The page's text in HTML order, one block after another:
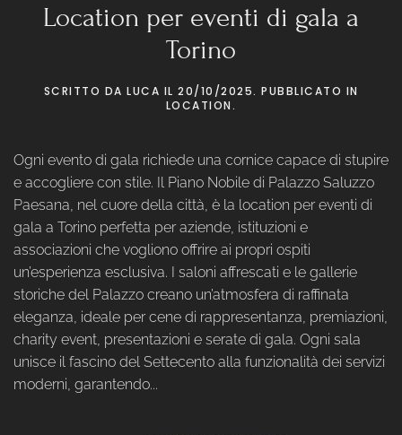
Location per eventi di gala a
Torino
SCRITTO DA LUCA IL 20/10/2025. PUBBLICATO IN
LOCATION.
Ogni evento di gala richiede una cornice capace di stupire
e accogliere con stile. Il Piano Nobile di Palazzo Saluzzo
Paesana, nel cuore della città, è la location per eventi di
gala a Torino perfetta per aziende, istituzioni e
associazioni che vogliono offrire ai propri ospiti
un’esperienza esclusiva. I saloni affrescati e le gallerie
storiche del Palazzo creano un’atmosfera di raffinata
eleganza, ideale per cene di rappresentanza, premiazioni,
charity event, presentazioni e serate di gala. Ogni sala
unisce il fascino del Settecento alla funzionalità dei servizi
moderni, garantendo...